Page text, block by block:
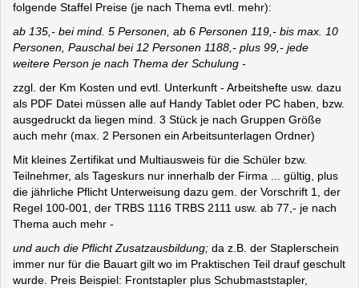
folgende Staffel Preise (je nach Thema evtl. mehr):
ab 135,- bei mind. 5 Personen, ab 6 Personen 119,- bis max. 10
Personen, Pauschal bei 12 Personen 1188,- plus 99,- jede
weitere Person je nach Thema der Schulung -
zzgl. der Km Kosten und evtl. Unterkunft - Arbeitshefte usw. dazu
als PDF Datei müssen alle auf Handy Tablet oder PC haben, bzw.
ausgedruckt da liegen mind. 3 Stück je nach Gruppen Größe
auch mehr (max. 2 Personen ein Arbeitsunterlagen Ordner)
Mit kleines Zertifikat und Multiausweis für die Schüler bzw.
Teilnehmer, als Tageskurs nur innerhalb der Firma ... gültig, plus
die jährliche Pflicht Unterweisung dazu gem. der Vorschrift 1, der
Regel 100-001, der TRBS 1116 TRBS 2111 usw. ab 77,- je nach
Thema auch mehr -
und auch die Pflicht Zusatzausbildung; da z.B. der Staplerschein
immer nur für die Bauart gilt wo im Praktischen Teil drauf geschult
wurde. Preis Beispiel: Frontstapler plus Schubmaststapler,